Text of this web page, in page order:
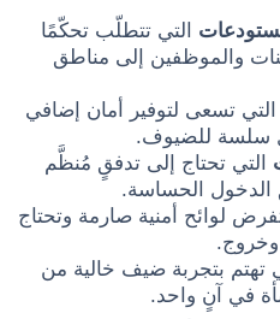
التي تتطلّب تحكّمًا
والموظفين إلى مناطق
التي تسعى لتوفير أمان إضافي
سلسة للضيوف.
التي تحتاج إلى تدفقٍ مُنظَّم
الدخول الحساسة.
لوائح أمنية صارمة وتحتاج
تهتم بتجربة ضيف خالية من
في آنٍ واحد.